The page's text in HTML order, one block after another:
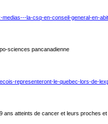
la-csq-en-conseil-general-en-
sciences pancanadienne
representeront-le-quebec-lors-de-
ans atteints de cancer et leurs proches